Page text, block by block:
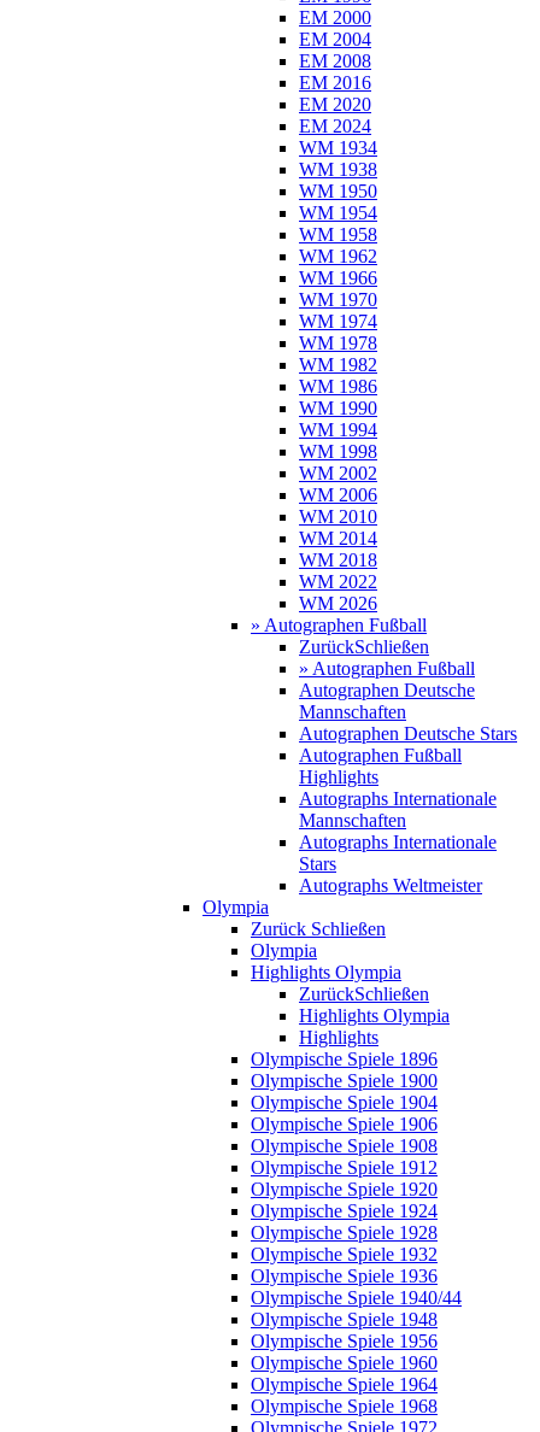
EM 2000
EM 2004
EM 2008
EM 2016
EM 2020
EM 2024
WM 1934
WM 1938
WM 1950
WM 1954
WM 1958
WM 1962
WM 1966
WM 1970
WM 1974
WM 1978
WM 1982
WM 1986
WM 1990
WM 1994
WM 1998
WM 2002
WM 2006
WM 2010
WM 2014
WM 2018
WM 2022
WM 2026
» Autographen Fußball
ZurückSchließen
» Autographen Fußball
Autographen Deutsche
Mannschaften
Autographen Deutsche Stars
Autographen Fußball
Highlights
Autographs Internationale
Mannschaften
Autographs Internationale
Stars
Autographs Weltmeister
Olympia
Zurück Schließen
Olympia
Highlights Olympia
ZurückSchließen
Highlights Olympia
Highlights
Olympische Spiele 1896
Olympische Spiele 1900
Olympische Spiele 1904
Olympische Spiele 1906
Olympische Spiele 1908
Olympische Spiele 1912
Olympische Spiele 1920
Olympische Spiele 1924
Olympische Spiele 1928
Olympische Spiele 1932
Olympische Spiele 1936
Olympische Spiele 1940/44
Olympische Spiele 1948
Olympische Spiele 1956
Olympische Spiele 1960
Olympische Spiele 1964
Olympische Spiele 1968
Olympische Spiele 1972